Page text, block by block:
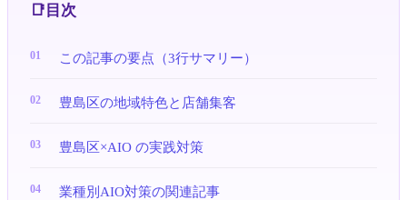
目次
この記事の要点（3行サマリー）
豊島区の地域特色と店舗集客
豊島区×AIO の実践対策
業種別AIO対策の関連記事